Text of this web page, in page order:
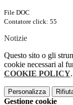
File DOC
Contatore click: 55
Notizie
Questo sito o gli
cookie necessari al
COOKIE POLICY.
Personalizza
Gestione cookie